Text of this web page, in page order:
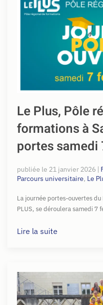
Le Plus, Pôle
formations à
portes samedi
publiée le 21 janvier 2026 |
Parcours universitaire, Le
La journée portes-ouvertes
PLUS, se déroulera samedi 7
Lire la suite